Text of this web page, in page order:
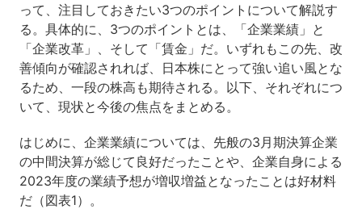
って、注目しておきたい3つのポイントについて解説す
る。具体的に、3つのポイントとは、「企業業績」と
「企業改革」、そして「賃金」だ。いずれもこの先、改
善傾向が確認されれば、日本株にとって強い追い風とな
るため、一段の株高も期待される。以下、それぞれにつ
いて、現状と今後の焦点をまとめる。
はじめに、企業業績については、先般の3月期決算企業
の中間決算が総じて良好だったことや、企業自身による
2023年度の業績予想が増収増益となったことは好材料
だ（図表1）。